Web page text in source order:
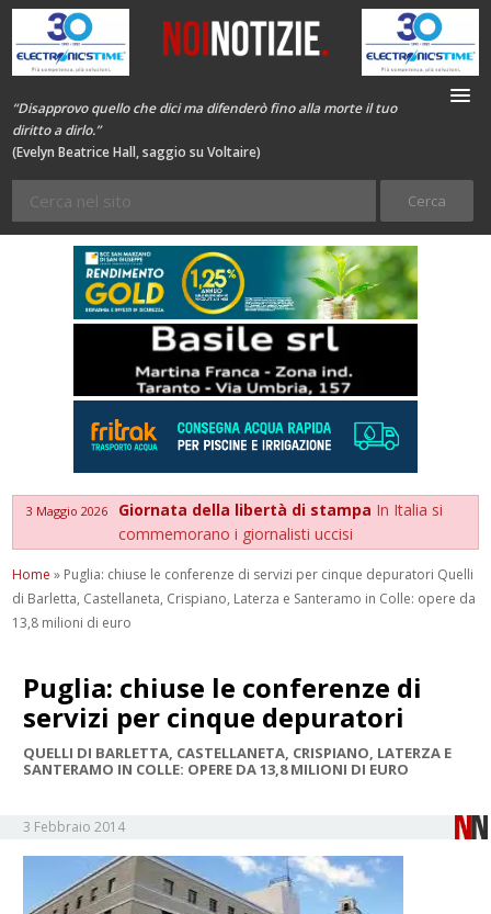
“Disapprovo quello che dici ma difenderò fino alla morte il tuo
diritto a dirlo.”
(Evelyn Beatrice Hall, saggio su Voltaire)
3 Maggio 2026 Giornata della libertà di stampa In Italia si
commemorano i giornalisti uccisi
Home » Puglia: chiuse le conferenze di servizi per cinque depuratori Quelli
di Barletta, Castellaneta, Crispiano, Laterza e Santeramo in Colle: opere da
13,8 milioni di euro
Puglia: chiuse le conferenze di
servizi per cinque depuratori
QUELLI DI BARLETTA, CASTELLANETA, CRISPIANO, LATERZA E
SANTERAMO IN COLLE: OPERE DA 13,8 MILIONI DI EURO
3 Febbraio 2014